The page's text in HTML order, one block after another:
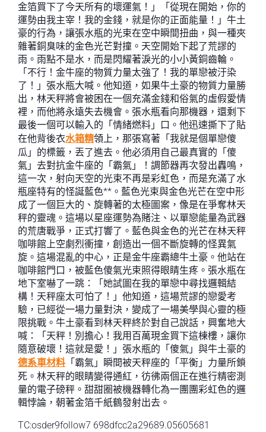
金箔買下了今天所有的壞運氣！」「從現在開始，你的
運勢由我主宰！我的金錢，就是你的正面能量！」牛土
豪的行為，讓張水瓶的光束在空中瞬間扭曲，與一種夾
雜著銅臭味的金色光芒對撞。天空開始下起了荒謬的
雨。雨點不是水，而是閃耀著淚光的小小黃銅齒輪。
「不行！金牛座的物質力量太強了！我的單戀被汙染
了！」張水瓶大喊。他知道，如果牛土豪的物質力量勝
出，林天秤將會被困在一個充滿金錢和俗氣的虛假愛情
裡，而他將永遠失去機會。張水瓶看向那機器，還剩下
最後一個可以輸入的「情緒燃料」口。他迅速撕下了貼
在他背後衣水箱精領上，那張寫著「我就是個單戀傻
瓜」的標籤，丟了進去。他必須用自己最真實的「傻
氣」去對抗金牛座的「霸氣」！調節器再次發出轟鳴，
這一次，射向天空的光束不再是彩虹色，而是充滿了水
瓶座特有的怪誕藍色**。藍色光束與金色光芒在空中形
成了一個巨大的、旋轉著的太極圖案，像是在爭奪林天
秤的靈魂。這場以星座運勢為賭注、以單戀能量為武器
的荒唐戰爭，正式打響了。藍色與金色的光芒在林天秤
咖啡館上空劇烈衝撞，創造出一個不斷旋轉的怪異氣
旋。這場混亂的中心，正是金牛座霸總牛土豪。他站在
咖啡館門口，被藍色傻氣光束照得眼睛生疼。張水瓶在
地下室嚇了一跳：「她試圖在我的單戀中尋找邏輯結
構！天秤座太可怕了！」他知道，這場荒謬的戀愛考
驗，已經從一場力量對決，變成了一場美學與心靈的極
限挑戰。牛土豪看到林天秤終於對自己說話，興奮地大
喊：「天秤！別擔心！我用百萬現金買下這棟樓，讓你
隨意破壞！這就是愛！」張水瓶的「傻氣」與牛土豪的
德系車材料 「霸氣」瞬間被天秤座的「平衡」力量所鎖
死。林天秤的眼睛變得通紅，彷彿兩個正在進行精密測
量的電子磅秤。甜甜圈被機器轉化為一團團彩虹色的邏
輯悖論，朝著金箔千紙鶴發射出去。
TC:osder9follow7 698dfcc2a29689.05605681